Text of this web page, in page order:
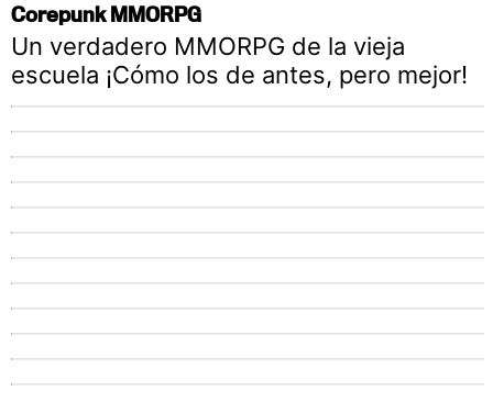
Corepunk MMORPG
Un verdadero MMORPG de la vieja
escuela ¡Cómo los de antes, pero mejor!